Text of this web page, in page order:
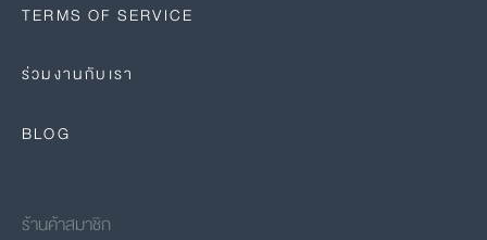
TERMS OF SERVICE
ร่วมงานกับเรา
BLOG
ร้านค้าสมาชิก